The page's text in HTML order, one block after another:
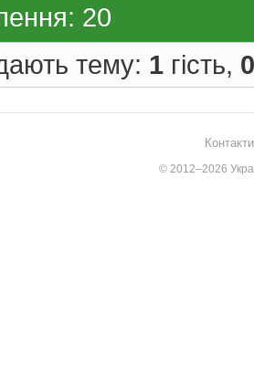
20
тему: 1 гість, 0
© 2012–2026